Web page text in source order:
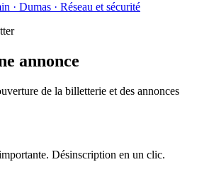
· Dumas · Réseau et sécurité
annonce
de la billetterie et des annonces
Désinscription en un clic.